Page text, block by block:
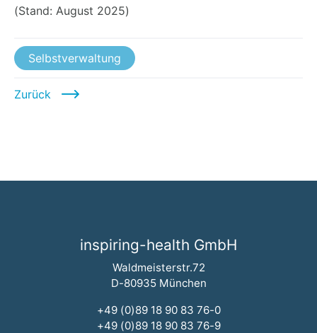
(Stand: August 2025)
Selbstverwaltung
Zurück
inspiring-health GmbH
Waldmeisterstr.72
D-80935 München
+49 (0)89 18 90 83 76-0
+49 (0)89 18 90 83 76-9